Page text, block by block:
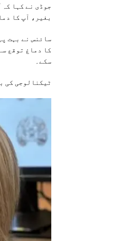
جوڈی نے کہا
بغیر، آپ کا
سائنس نے بہت
کا دماغ توقع
سکے۔
ٹیکنالوجی کی